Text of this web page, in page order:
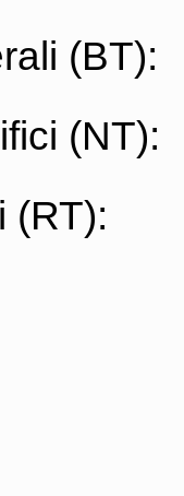
(BT):
(NT):
(RT):